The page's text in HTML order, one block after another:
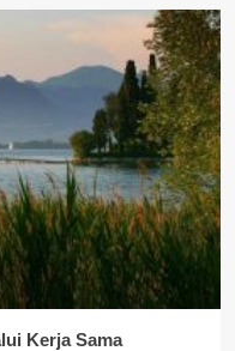
Kerja Sama